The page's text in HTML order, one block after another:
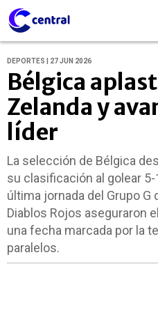
DEPORTES | 27 JUN 2026
Bélgica
Zelanda y
líder
La selección de Bélgica
su clasificación al golear
última jornada del Grupo G
Diablos Rojos aseguraron
una fecha marcada por la
paralelos.